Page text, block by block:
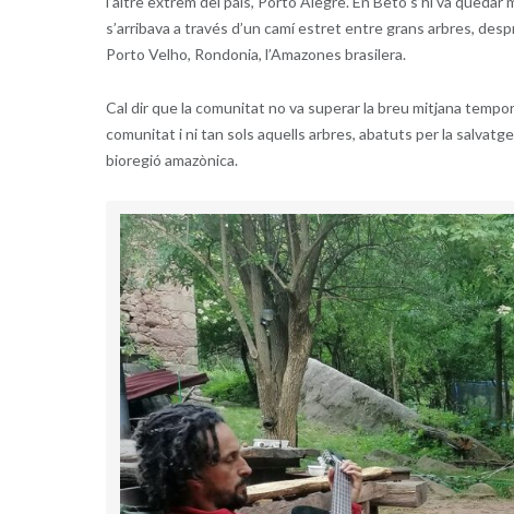
s’arribava a través d’un camí estret entre grans arbres,
Porto Velho, Rondonia, l’Amazones brasilera.
Cal dir que la comunitat no va superar la breu mitjana
comunitat i ni tan sols aquells arbres, abatuts per la
bioregió amazònica.